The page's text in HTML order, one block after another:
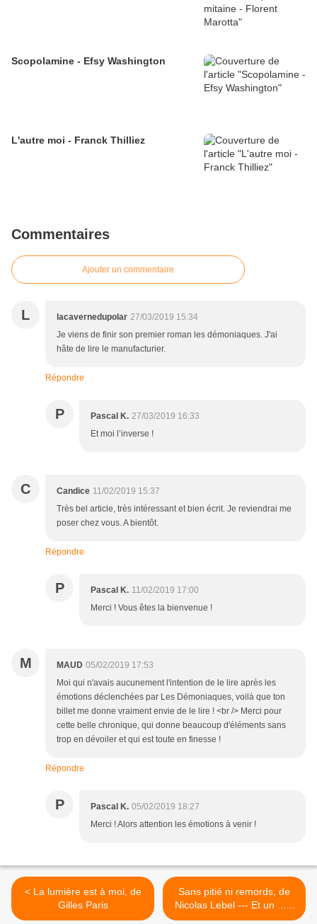
Scopolamine - Efsy Washington
L'autre moi - Franck Thilliez
Commentaires
Ajouter un commentaire
L lacavernedupolar 27/03/2019 15:34
Je viens de finir son premier roman les démoniaques. J'ai
hâte de lire le manufacturier.
Répondre
P Pascal K. 27/03/2019 16:33
Et moi l’inverse !
C Candice 11/02/2019 15:37
Très bel article, très intéressant et bien écrit. Je reviendrai me
poser chez vous. A bientôt.
Répondre
P Pascal K. 11/02/2019 17:00
Merci ! Vous êtes la bienvenue !
M MAUD 05/02/2019 17:53
Moi qui n'avais aucunement l'intention de le lire après les
émotions déclenchées par Les Démoniaques, voilà que ton
billet me donne vraiment envie de le lire ! <br /> Merci pour
cette belle chronique, qui donne beaucoup d'éléments sans
trop en dévoiler et qui est toute en finesse !
Répondre
P Pascal K. 05/02/2019 18:27
Merci ! Alors attention les émotions à venir !
< La lumière est à moi, de
Gilles Paris
Sans pitié ni remords, de
Nicolas Lebel --- Et un ......
Coup de cœur !! >